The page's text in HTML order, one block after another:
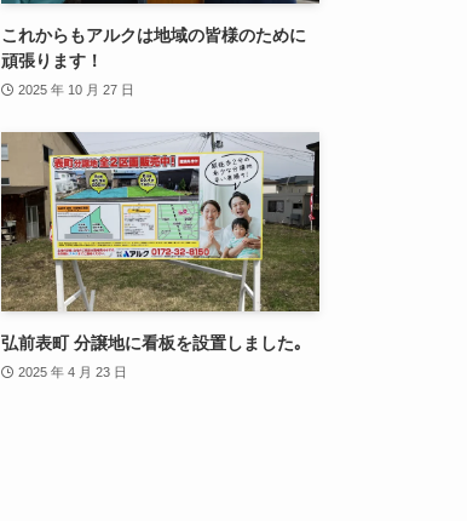
これからもアルクは地域の皆様のために
頑張ります！
2025 年 10 月 27 日
弘前表町 分譲地に看板を設置しました｡
2025 年 4 月 23 日